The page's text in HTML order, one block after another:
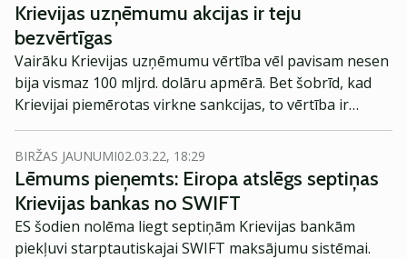
Krievijas uzņēmumu akcijas ir teju
bezvērtīgas
Vairāku Krievijas uzņēmumu vērtība vēl pavisam nesen
bija vismaz 100 mljrd. dolāru apmērā. Bet šobrīd, kad
Krievijai piemērotas virkne sankcijas, to vērtība ir
pamatīgi kritusies, raksta Barrons.com
BIRŽAS JAUNUMI02.03.22, 18:29
Lēmums pieņemts: Eiropa atslēgs septiņas
Krievijas bankas no SWIFT
ES šodien nolēma liegt septiņām Krievijas bankām
piekļuvi starptautiskajai SWIFT maksājumu sistēmai.